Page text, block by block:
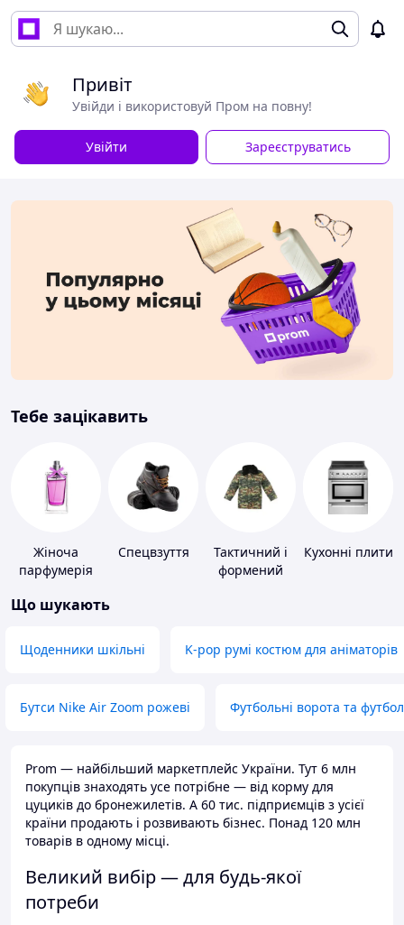
Привіт
Увійди і використовуй Пром на повну!
Увійти Зареєструватись
Тебе зацікавить
Жіноча
парфумерія
Спецвзуття
Тактичний і
формений
Кухонні плити
Що шукають
Щоденники шкільні K-pop румі костюм для аніматорів
Бутси Nike Air Zoom рожеві Футбольні ворота та
Prom — найбільший маркетплейс України. Тут 6 млн
покупців знаходять усе потрібне — від корму для
цуциків до бронежилетів. А 60 тис. підприємців з усієї
країни продають і розвивають бізнес. Понад 120 млн
товарів в одному місці.
Великий вибір — для будь-якої
потреби